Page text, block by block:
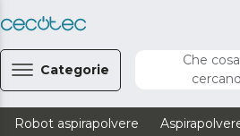
Categorie
Che
Robot aspirapolvere